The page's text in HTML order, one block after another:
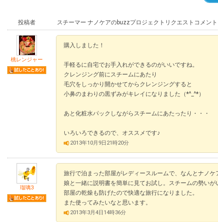
投稿者 スチーマー ナノケアのbuzzプロジェクトリクエストコメント
桃レンジャー
購入しました！
手軽るに自宅でお手入れができるのがいいですね。
クレンジング前にスチームにあたり
毛穴をしっかり開かせてからクレンジングすると
小鼻のまわりの黒ずみがキレイになりました（*^_^*）
あと化粧水パックしながらスチームにあたったり・・・
いろいろできるので、オススメです♪
2013年10月9日21時20分
瑠璃3
旅行で泊まった部屋がレディースルームで、なんとナノケ
娘と一緒に説明書を簡単に見てお試し。スチームの勢い
部屋の乾燥も防げたので快適な旅行になりました。
また使ってみたいなと思います。
2013年3月4日14時36分